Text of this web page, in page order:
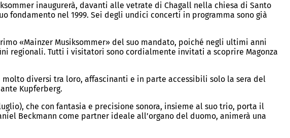
inaugurerà, davanti alle vetrate di Chagall nella chiesa di Santo
fondamento nel 1999. Sei degli undici concerti in programma sono già
«Mainzer Musiksommer» del suo mandato, poiché negli ultimi anni
regionali. Tutti i visitatori sono cordialmente invitati a scoprire Magonza
diversi tra loro, affascinanti e in parte accessibili solo la sera del
Kupferberg.
che con fantasia e precisione sonora, insieme al suo trio, porta il
Beckmann come partner ideale all’organo del duomo, animerà una